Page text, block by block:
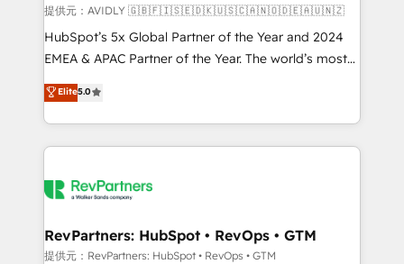
提供元：AVIDLY 🇬🇧🇫🇮🇸🇪🇩🇰🇺🇸🇨🇦🇳🇴🇩🇪🇦🇺🇳🇿
HubSpot’s 5x Global Partner of the Year and 2024
EMEA & APAC Partner of the Year. The world’s most
experienced and fully accredited HubSpot Solutions
Partner. 🚀 With 2,750+ HubSpot projects delivered
and 370+ specialists across EMEA, APAC and NAM,
we de-risk complex CRM programmes and
multi-region migrations to AI-powered automation,
scale. 🏆 HubSpot’s CEO called us “the partner of the
future.” Others agree it is proof of trust built through
Elite5.0
RevPartners: HubSpot • RevOps • GTM
提供元：RevPartners: HubSpot • RevOps • GTM